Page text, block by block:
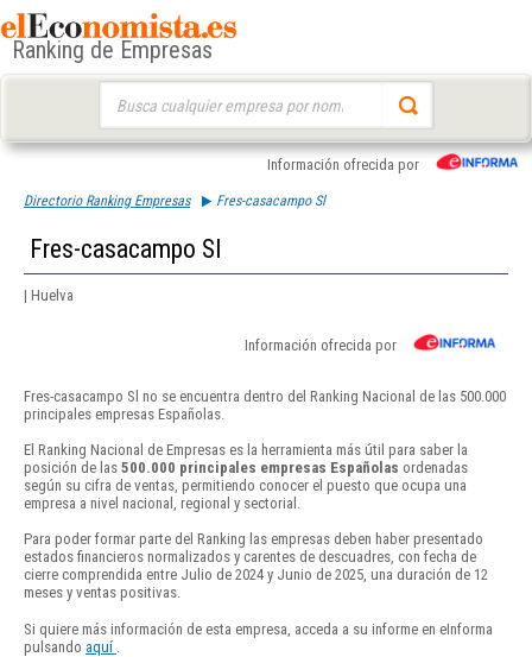
Ranking de Empresas
Información ofrecida por
Directorio Ranking Empresas Fres-casacampo Sl
Fres-casacampo Sl
| Huelva
Información ofrecida por
Fres-casacampo Sl no se encuentra dentro del Ranking Nacional de las 500.000
principales empresas Españolas.
El Ranking Nacional de Empresas es la herramienta más útil para saber la
posición de las 500.000 principales empresas Españolas ordenadas
según su cifra de ventas, permitiendo conocer el puesto que ocupa una
empresa a nivel nacional, regional y sectorial.
Para poder formar parte del Ranking las empresas deben haber presentado
estados financieros normalizados y carentes de descuadres, con fecha de
cierre comprendida entre Julio de 2024 y Junio de 2025, una duración de 12
meses y ventas positivas.
Si quiere más información de esta empresa, acceda a su informe en eInforma
pulsando aquí